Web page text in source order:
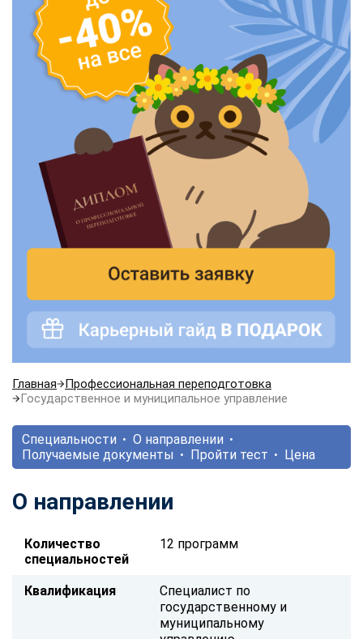
Главная
Профессиональная переподготовка
Государственное и муниципальное управление
Специальности
О направлении
Получаемые документы
Пройти тест Цена
О направлении
Количество
специальностей
12 программ
Квалификация
Специалист по
государственному и
муниципальному